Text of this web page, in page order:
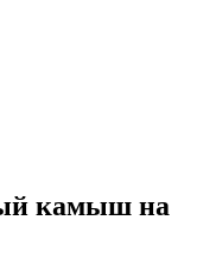
камыш на